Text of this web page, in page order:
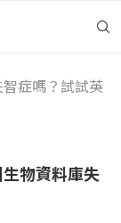
症嗎？試試英
物資料庫失